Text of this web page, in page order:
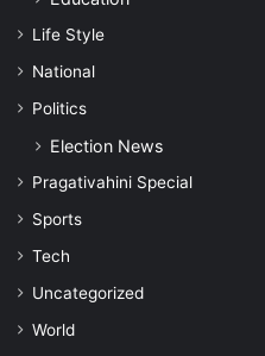
Life Style
National
Politics
Election News
Pragativahini Special
Sports
Tech
Uncategorized
World